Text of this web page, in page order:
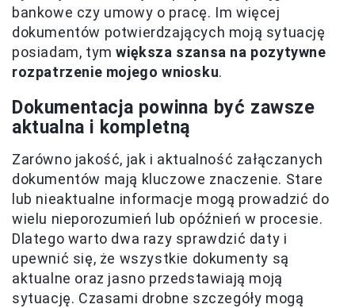
bankowe czy umowy o pracę. Im więcej
dokumentów potwierdzających moją sytuację
posiadam, tymwiększa szansa na pozytywne
rozpatrzenie mojego wniosku.
Dokumentacja powinna być zawsze
aktualna i kompletną
Zarówno jakość, jak i aktualność załączanych
dokumentów mają kluczowe znaczenie. Stare
lub nieaktualne informacje mogą prowadzić do
wielu nieporozumień lub opóźnień w procesie.
Dlatego warto dwa razy sprawdzić daty i
upewnić się, że wszystkie dokumenty są
aktualne oraz jasno przedstawiają moją
sytuację. Czasami drobne szczegóły mogą